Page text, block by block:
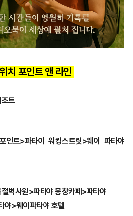
치 포인트 앤 라인
트
인트>파타야 워킹스트릿>웨이 파타야
절벽사원>파타야 몽창카페>파타야
야>웨이파타야 호텔